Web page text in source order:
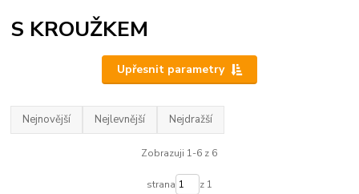
S KROUŽKEM
Upřesnit parametry
Nejnovější Nejlevnější Nejdražší
Zobrazuji 1-6 z 6
strana z 1